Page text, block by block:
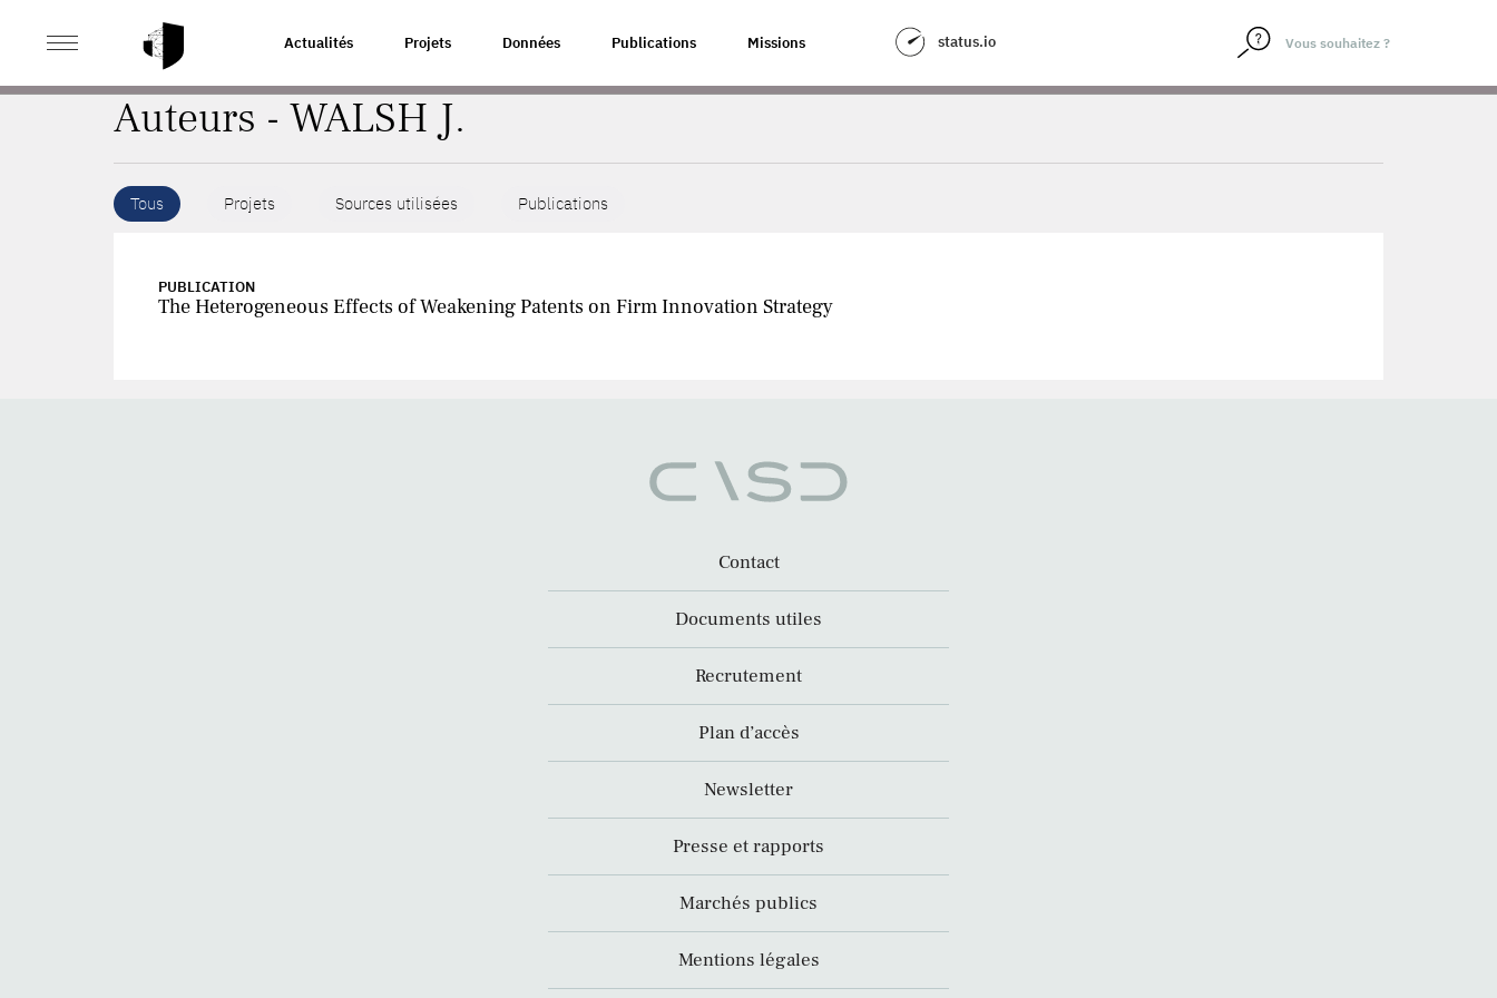
Actualités Projets Données Publications Missions status.io
ACCUEIL
Auteurs - WALSH J.
Tous Projets Sources utilisées Publications
PUBLICATION
The Heterogeneous Effects of Weakening Patents on Firm Innovation Strategy
Contact
Documents utiles
Recrutement
Plan d’accès
Newsletter
Presse et rapports
Marchés publics
Mentions légales